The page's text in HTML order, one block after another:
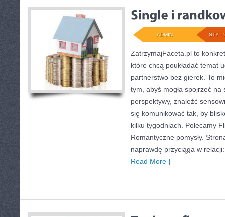
STY -
ADMIN
ZatrzymajFaceta.pl to
które chcą poukładać temat
partnerstwo bez gierek. To
tym, abyś mogła spojrzeć
perspektywy, znaleźć
się komunikować tak, by
kilku tygodniach. Polecamy
Romantyczne pomysły.
naprawdę przyciąga w
Read More ]